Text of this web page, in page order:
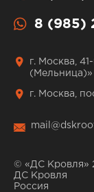
8 (985)
г. Москва,
(Мельница)»
г. Москва,
© «ДС Кровля»
ДС Кровля
Россия